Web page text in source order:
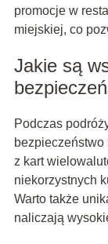
promocje w
miejskiej, co
Jakie są
Podczas
z kart
niekorzystnych
Warto także
naliczają